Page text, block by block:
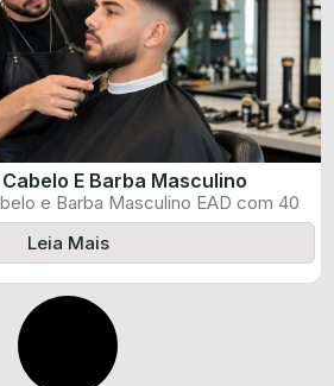
E Barba Masculino
e Barba Masculino EAD com 40
Leia Mais